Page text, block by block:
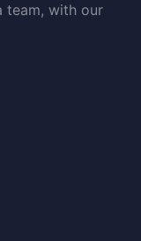
team, with our